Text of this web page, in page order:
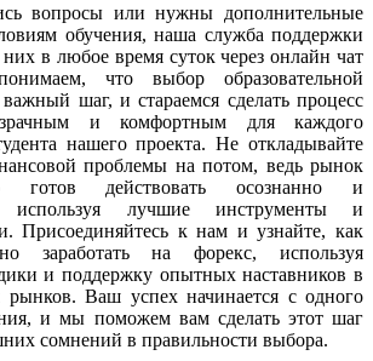
вопросы или нужны дополнительные
обучения, наша служба поддержки
них в любое время суток через онлайн чат
что выбор образовательной
шаг, и стараемся сделать процесс
и комфортным для каждого
нашего проекта. Не откладывайте
проблемы на потом, ведь рынок
действовать осознанно и
используя лучшие инструменты и
Присоединяйтесь к нам и узнайте, как
заработать на форекс, используя
и поддержку опытных наставников в
рынков. Ваш успех начинается с одного
и мы поможем вам сделать этот шаг
сомнений в правильности выбора.